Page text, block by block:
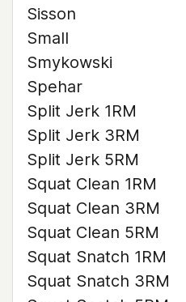
Sisson
Small
Smykowski
Spehar
Split Jerk 1RM
Split Jerk 3RM
Split Jerk 5RM
Squat Clean 1RM
Squat Clean 3RM
Squat Clean 5RM
Squat Snatch 1RM
Squat Snatch 3RM